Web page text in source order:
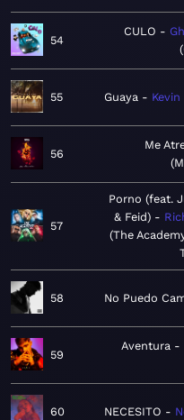
54
CULO
55 Guaya
56
Me
57
Porno (feat.
& Feid)
The
58 No Puedo
59
Aventura
60 NECESITO